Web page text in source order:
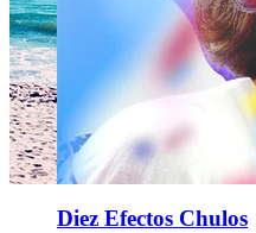
Diez Efectos Chulos